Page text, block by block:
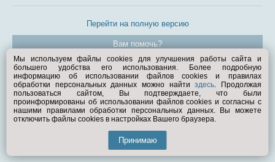
Перейти на полную версию
Вам помочь?
© Exist.ru 1998—2026
Мы используем файлы cookies для улучшения работы сайта и
большего удобства его использования. Более подробную
информацию об использовании файлов cookies и правилах
обработки персональных данных можно найтиздесь. Продолжая
пользоваться сайтом, Вы подтверждаете, что были
проинформированы об использовании файлов cookies и согласны с
нашими правилами обработки персональных данных. Вы можете
отключить файлы cookies в настройках Вашего браузера.
Принимаю